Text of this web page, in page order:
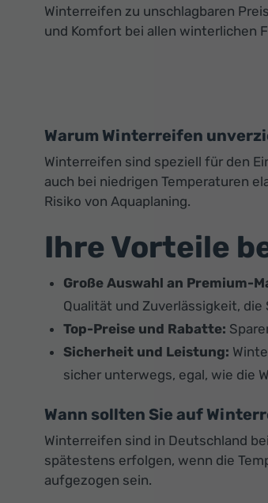
Winterreifen zu unschlagbaren
und Komfort bei allen winterlichen
Warum Winterreifen
Winterreifen sind speziell für den
auch bei niedrigen Temperaturen
Risiko von Aquaplaning.
Ihre Vorteile
Große Auswahl an Premium-
Qualität und Zuverlässigkeit,
Top-Preise und Rabatte:
Sicherheit und Leistung:
sicher unterwegs, egal, wie die
Wann sollten Sie auf
Winterreifen sind in Deutschland
spätestens erfolgen, wenn die
aufgezogen sein.